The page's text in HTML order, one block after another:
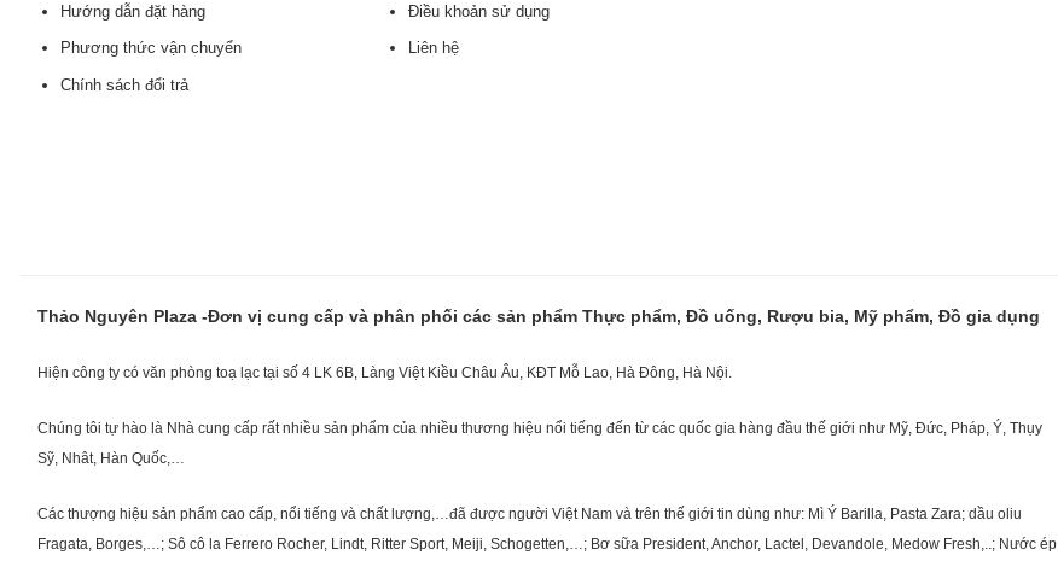
Hướng dẫn đặt hàng
Phương thức vận chuyển
Chính sách đổi trả
Điều khoản sử dụng
Liên hệ
Thảo Nguyên Plaza -Đơn vị cung cấp và phân phối các sản phẩm Thực phẩm, Đồ uống, Rượu bia, Mỹ phẩm, Đồ gia dụng
Hiện công ty có văn phòng toạ lạc tại số 4 LK 6B, Làng Việt Kiều Châu Âu, KĐT Mỗ Lao, Hà Đông, Hà Nội.
Chúng tôi tự hào là Nhà cung cấp rất nhiều sản phẩm của nhiều thương hiệu nổi tiếng đến từ các quốc gia hàng đầu thế giới như Mỹ, Đức, Pháp, Ý, Thụy
Sỹ, Nhât, Hàn Quốc,…
Các thượng hiệu sản phẩm cao cấp, nổi tiếng và chất lượng,…đã được người Việt Nam và trên thế giới tin dùng như: Mì Ý Barilla, Pasta Zara; dầu oliu
Fragata, Borges,…; Sô cô la Ferrero Rocher, Lindt, Ritter Sport, Meiji, Schogetten,…; Bơ sữa President, Anchor, Lactel, Devandole, Medow Fresh,..; Nước ép